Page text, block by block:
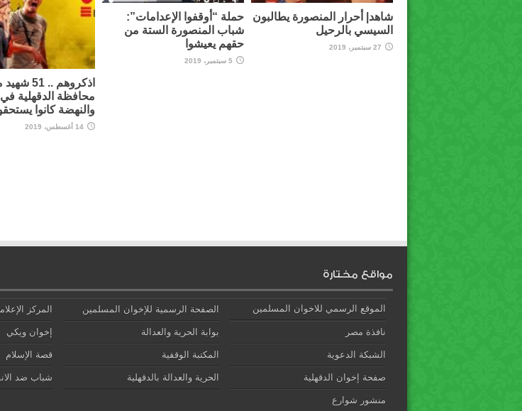
شاهد| أحرار المنصورة يطالبون
السيسي بالرحيل
27 سبتمبر، 2019
حملة “أوقفوا الإعدامات”:
شباب المنصورة الستة من
حقهم يعيشوا
5 سبتمبر، 2019
اذكروهم .. 51
محافظة الدقهلية في
والنهضة كانوا
14 أغسطس، 2019
مواقع مختارة
الموقع الرسمي للاخوان المسلمين الصفحة الرسمية للإخوان المسلمين المركز
نافذة مصر بوابة الحرية والعدالة إخوان ويكي
الشبكة الدعوية المكتبة الوقفية قصة الإسلام
صفحة إخوان الدقهلية الحرية والعدالة بالدقهلية شباب ضد
منشور شوارع